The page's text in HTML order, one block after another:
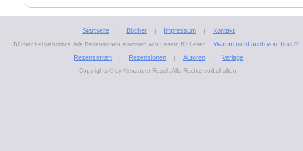
Startseite | Bücher | Impressum | Kontakt
Bücher bei webcritics: Alle Rezensionen stammen von Lesern für Leser.
Warum nicht auch von Ihnen?
Rezensenten
| Rezensionen | Autoren | Verlage
Copyrights © by Alexander Rosell. Alle Rechte vorbehalten.